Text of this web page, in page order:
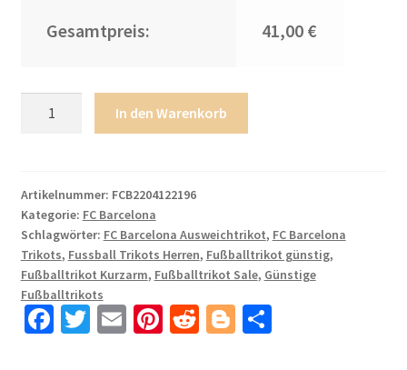
Gesamtpreis: 41,00 €
Ausweichtrikot
weiß
Online
Kaufen
RAFINHA
12
Menge
In den Warenkorb
Artikelnummer: FCB2204122196
Kategorie: FC Barcelona
Schlagwörter: FC Barcelona Ausweichtrikot, FC Barcelona
Trikots, Fussball Trikots Herren, Fußballtrikot günstig,
Fußballtrikot Kurzarm, Fußballtrikot Sale, Günstige
Fußballtrikots
Fa T E Pi R Bl T